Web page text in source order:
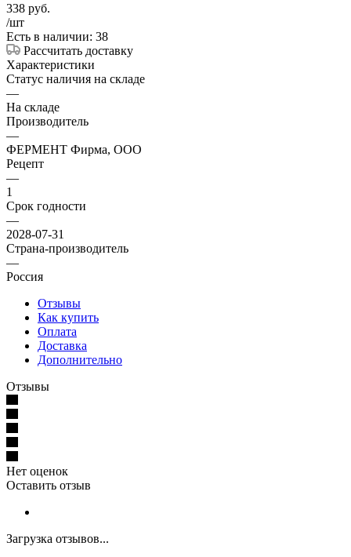
338 руб.
/шт
Есть в наличии: 38
Рассчитать доставку
Характеристики
Статус наличия на складе
—
На складе
Производитель
—
ФЕРМЕНТ Фирма, ООО
Рецепт
—
1
Срок годности
—
2028-07-31
Страна-производитель
—
Россия
Отзывы
Как купить
Оплата
Доставка
Дополнительно
Отзывы
Нет оценок
Оставить отзыв
Загрузка отзывов...